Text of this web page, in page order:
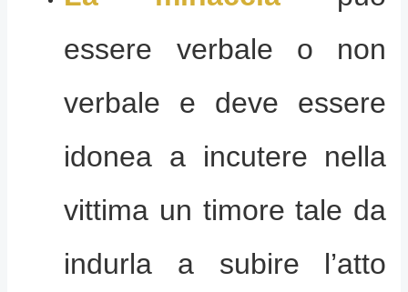
essere verbale o non
verbale e deve essere
idonea a incutere nella
vittima un timore tale da
indurla a subire l’atto